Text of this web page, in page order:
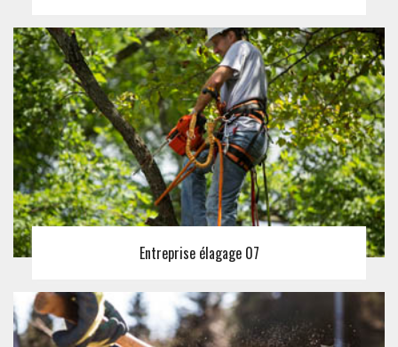
Entreprise élagage 07